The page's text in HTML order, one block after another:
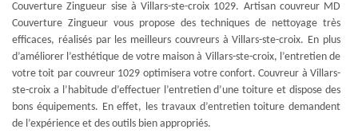
Couverture Zingueur sise à Villars-ste-croix 1029. Artisan couvreur MD
Couverture Zingueur vous propose des techniques de nettoyage très
efficaces, réalisés par les meilleurs couvreurs à Villars-ste-croix. En plus
d’améliorer l’esthétique de votre maison à Villars-ste-croix, l’entretien de
votre toit par couvreur 1029 optimisera votre confort. Couvreur à Villars-
ste-croix a l’habitude d’effectuer l’entretien d’une toiture et dispose des
bons équipements. En effet, les travaux d’entretien toiture demandent
de l’expérience et des outils bien appropriés.